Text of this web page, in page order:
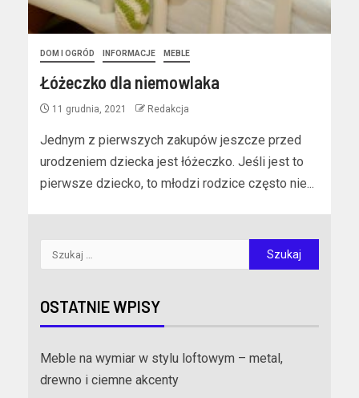
DOM I OGRÓD INFORMACJE MEBLE
Łóżeczko dla niemowlaka
11 grudnia, 2021 Redakcja
Jednym z pierwszych zakupów jeszcze przed
urodzeniem dziecka jest łóżeczko. Jeśli jest to
pierwsze dziecko, to młodzi rodzice często nie...
OSTATNIE WPISY
Meble na wymiar w stylu loftowym – metal,
drewno i ciemne akcenty